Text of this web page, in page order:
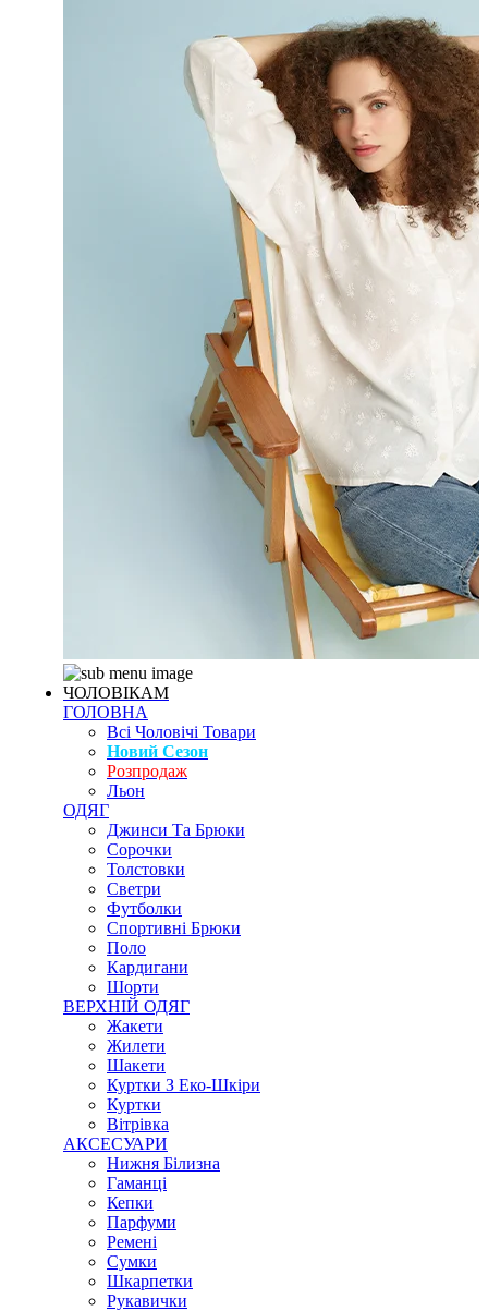
ЧОЛОВІКАМ
ГОЛОВНА
Всі Чоловічі Товари
Новий Сезон
Розпродаж
Льон
ОДЯГ
Джинси Та Брюки
Сорочки
Толстовки
Светри
Футболки
Спортивні Брюки
Поло
Кардигани
Шорти
ВЕРХНІЙ ОДЯГ
Жакети
Жилети
Шакети
Куртки З Еко-Шкіри
Куртки
Вітрівка
АКСЕСУАРИ
Нижня Білизна
Гаманці
Кепки
Парфуми
Ремені
Сумки
Шкарпетки
Рукавички